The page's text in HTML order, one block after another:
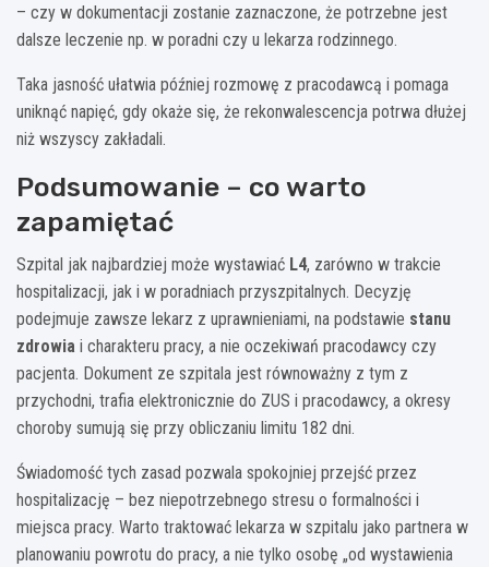
– czy w dokumentacji zostanie zaznaczone, że potrzebne jest
dalsze leczenie np. w poradni czy u lekarza rodzinnego.
Taka jasność ułatwia później rozmowę z pracodawcą i pomaga
uniknąć napięć, gdy okaże się, że rekonwalescencja potrwa dłużej
niż wszyscy zakładali.
Podsumowanie – co warto
zapamiętać
Szpital jak najbardziej może wystawiać L4, zarówno w trakcie
hospitalizacji, jak i w poradniach przyszpitalnych. Decyzję
podejmuje zawsze lekarz z uprawnieniami, na podstawie stanu
zdrowia i charakteru pracy, a nie oczekiwań pracodawcy czy
pacjenta. Dokument ze szpitala jest równoważny z tym z
przychodni, trafia elektronicznie do ZUS i pracodawcy, a okresy
choroby sumują się przy obliczaniu limitu 182 dni.
Świadomość tych zasad pozwala spokojniej przejść przez
hospitalizację – bez niepotrzebnego stresu o formalności i
miejsca pracy. Warto traktować lekarza w szpitalu jako partnera w
planowaniu powrotu do pracy, a nie tylko osobę „od wystawienia